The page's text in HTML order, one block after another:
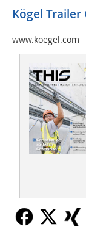
Kögel Trailer
www.koegel.com